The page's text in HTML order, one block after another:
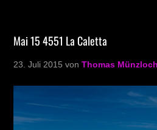
Mai 15 4551 La Caletta
23. Juli 2015 vonThomas